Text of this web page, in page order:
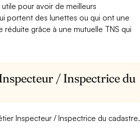
pour avoir de meilleurs
portent des lunettes ou qui ont une
grâce à une mutuelle TNS qui
/ Inspectrice du
Inspecteur / Inspectrice du cadastre.